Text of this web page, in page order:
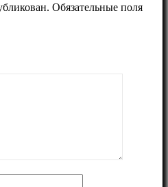
Обязательные поля